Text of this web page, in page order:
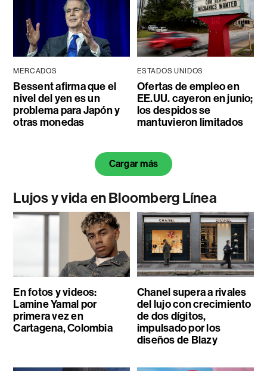
MERCADOS
Bessent afirma que el
nivel del yen es un
problema para Japón y
otras monedas
ESTADOS UNIDOS
Ofertas de empleo en
EE.UU. cayeron en junio;
los despidos se
mantuvieron limitados
Cargar más
Lujos y vida en Bloomberg Línea
En fotos y videos:
Lamine Yamal por
primera vez en
Cartagena, Colombia
Chanel supera a rivales
del lujo con crecimiento
de dos dígitos,
impulsado por los
diseños de Blazy